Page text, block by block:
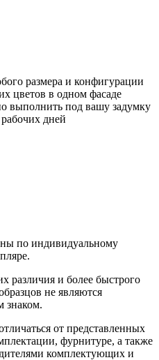
размера и конфигурации
цветов в одном фасаде
выполнить под вашу задумку
дней
по индивидуальному
различия и более быстрого
не являются
знаком.
от представленных
фурнитуре, а также
комплектующих и